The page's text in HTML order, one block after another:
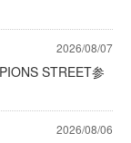
2026/08/07
STREET参
2026/08/06